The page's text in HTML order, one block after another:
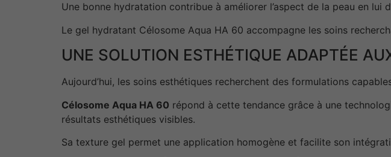
Une bonne hydratation contribue à améliorer l’aspect de la peau en
Le gel hydratant Célosome Aqua HA 60 accompagne les soins
UNE SOLUTION ESTHÉTIQUE ADAPTÉE
Aujourd’hui, les soins esthétiques recherchent des formulations
Célosome Aqua HA 60 répond à cette tendance grâce à une
résultats esthétiques visibles.
Sa texture gel permet une application homogène et facilite son